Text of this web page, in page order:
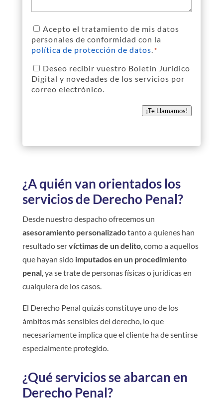
Política
de
Privacidad
Acepto el tratamiento de mis datos
personales de conformidad con la
política de protección de datos.*
Newsletter
Deseo recibir vuestro Boletín Jurídico
Digital y novedades de los servicios por
correo electrónico.
¡Te Llamamos!
¿A quién van orientados los
servicios de Derecho Penal?
Desde nuestro despacho ofrecemos un
asesoramiento personalizadotanto a quienes han
resultado servíctimas de un delito, como a aquellos
que hayan sido imputados en un procedimiento
penal, ya se trate de personas físicas o jurídicas en
cualquiera de los casos.
El Derecho Penal quizás constituye uno de los
ámbitos más sensibles del derecho, lo que
necesariamente implica que el cliente ha de sentirse
especialmente protegido.
¿Qué servicios se abarcan en
Derecho Penal?